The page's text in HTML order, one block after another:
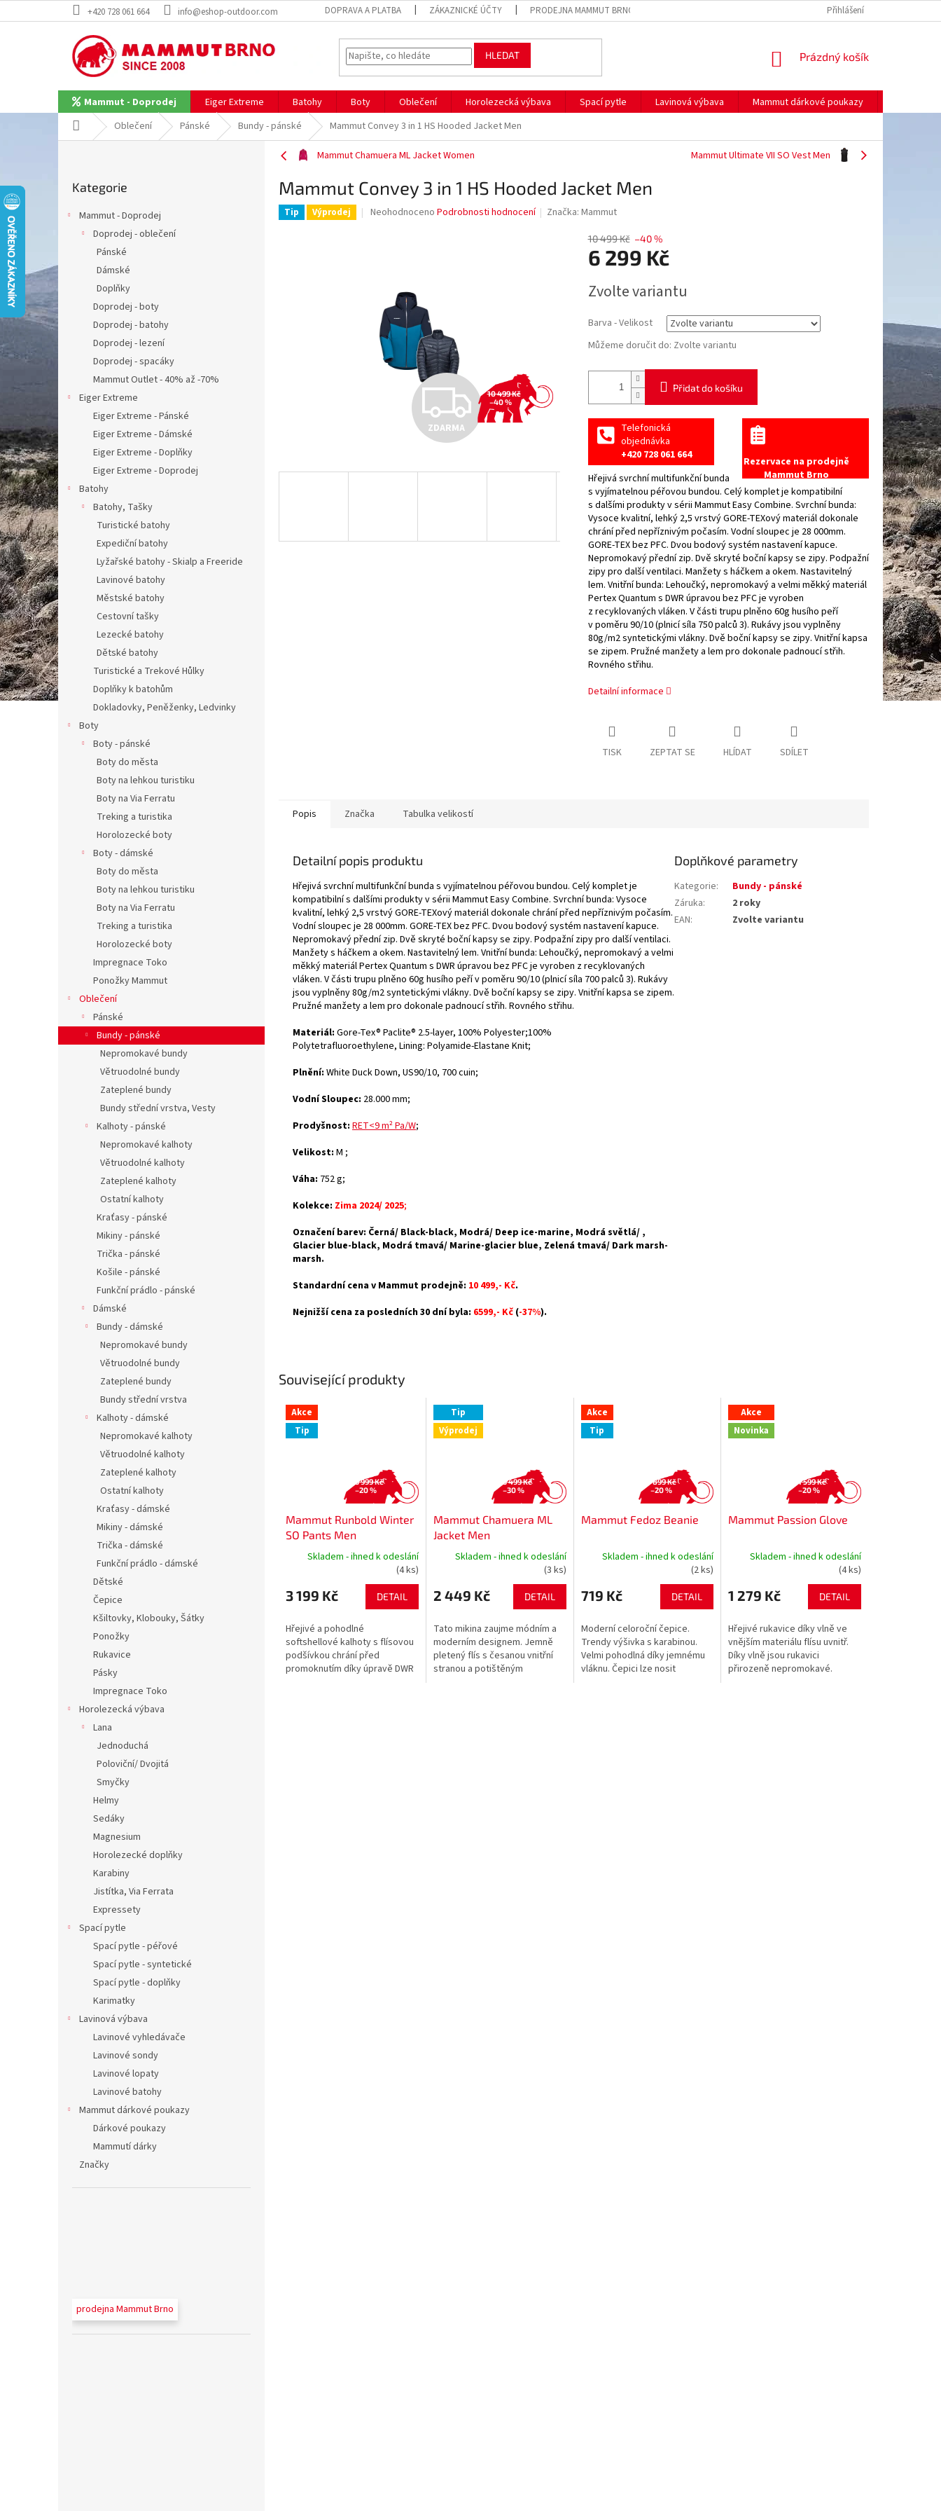
na
+420 728 061 664 info@eshop-outdoor.com DOPRAVA A PLATBA ZÁKAZNICKÉ ÚČTY PRODEJNA MAMMUT BRNO Přihlášení
HLEDAT
NÁKUPNÍ
Prázdný košík
Mammut - Doprodej Eiger Extreme Batohy Boty Oblečení Horolezecká výbava Spací pytle Lavinová výbava Mammut dárkové poukazy
Domů Oblečení Pánské Bundy - pánské Mammut Convey 3 in 1 HS Hooded Jacket Men
í
a
n
kategorie
Kategorie
Mammut - Doprodej
Doprodej - oblečení
Pánské
Dámské
Doplňky
Doprodej - boty
Doprodej - batohy
Doprodej - lezení
Doprodej - spacáky
Mammut Outlet - 40% až -70%
Eiger Extreme
Eiger Extreme - Pánské
Eiger Extreme - Dámské
Eiger Extreme - Doplňky
Eiger Extreme - Doprodej
Batohy
Batohy, Tašky
Turistické batohy
Expediční batohy
Lyžařské batohy - Skialp a Freeride
Lavinové batohy
Městské batohy
Cestovní tašky
Lezecké batohy
Dětské batohy
Turistické a Trekové Hůlky
Doplňky k batohům
Dokladovky, Peněženky, Ledvinky
Boty
Boty - pánské
Boty do města
Boty na lehkou turistiku
Boty na Via Ferratu
Treking a turistika
Horolozecké boty
Boty - dámské
Boty do města
Boty na lehkou turistiku
Boty na Via Ferratu
Treking a turistika
Horolozecké boty
Impregnace Toko
Ponožky Mammut
Oblečení
Pánské
Bundy - pánské
Nepromokavé bundy
Větruodolné bundy
Zateplené bundy
Bundy střední vrstva, Vesty
Kalhoty - pánské
Nepromokavé kalhoty
Větruodolné kalhoty
Zateplené kalhoty
Ostatní kalhoty
Kraťasy - pánské
Mikiny - pánské
Trička - pánské
Košile - pánské
Funkční prádlo - pánské
Dámské
Bundy - dámské
Nepromokavé bundy
Větruodolné bundy
Zateplené bundy
Bundy střední vrstva
Kalhoty - dámské
Nepromokavé kalhoty
Větruodolné kalhoty
Zateplené kalhoty
Ostatní kalhoty
Kraťasy - dámské
Mikiny - dámské
Trička - dámské
Funkční prádlo - dámské
Dětské
Čepice
Kšiltovky, Klobouky, Šátky
Ponožky
Rukavice
Pásky
Impregnace Toko
Horolezecká výbava
Lana
Jednoduchá
Poloviční/ Dvojitá
Smyčky
Helmy
Sedáky
Magnesium
Horolezecké doplňky
Karabiny
Jistítka, Via Ferrata
Expressety
Spací pytle
Spací pytle - péřové
Spací pytle - syntetické
Spací pytle - doplňky
Karimatky
Lavinová výbava
Lavinové vyhledávače
Lavinové sondy
Lavinové lopaty
Lavinové batohy
Mammut dárkové poukazy
Dárkové poukazy
Mammutí dárky
Značky
prodejna Mammut Brno
Mammut Chamuera ML Jacket Women Mammut Ultimate VII SO Vest Men
Mammut Convey 3 in 1 HS Hooded Jacket Men
Tip Výprodej
Průměrné
hvězdiček.
Neohodnoceno Podrobnosti hodnocení Značka:Mammut
Z
D
R
ZDARMA
10 499 Kč
–40 %
10 499 Kč –40 %
6 299 Kč
cena:
Zvolte variantu
Barva - Velikost
Můžeme doručit do: Zvolte variantu
Přidat do košíku
Rezervace na prodejně
Mammut Brno
Telefonická
objednávka
+420 728 061 664
Hřejivá svrchní multifunkční bunda
s vyjímatelnou péřovou bundou. Celý komplet je kompatibilní
s dalšími produkty v sérii Mammut Easy Combine. Svrchní bunda:
Vysoce kvalitní, lehký 2,5 vrstvý GORE-TEXový materiál dokonale
chrání před nepříznivým počasím. Vodní sloupec je 28 000mm.
GORE-TEX bez PFC. Dvou bodový systém nastavení kapuce.
Nepromokavý přední zip. Dvě skryté boční kapsy se zipy. Podpažní
zipy pro další ventilaci. Manžety s háčkem a okem. Nastavitelný
lem. Vnitřní bunda: Lehoučký, nepromokavý a velmi měkký materiál
Pertex Quantum s DWR úpravou bez PFC je vyroben
z recyklovaných vláken. V části trupu plněno 60g husího peří
v poměru 90/10 (plnicí síla 750 palců 3). Rukávy jsou vyplněny
80g/m2 syntetickými vlákny. Dvě boční kapsy se zipy. Vnitřní kapsa
se zipem. Pružné manžety a lem pro dokonale padnoucí střih.
Rovného střihu.
Detailní informace
TISK ZEPTAT SE HLÍDAT SDÍLET
Související produkty
Akce
Tip
3 999 Kč
–20 %
Mammut Runbold Winter
SO Pants Men
Skladem - ihned k odeslání
(4 ks)
3 199 Kč DETAIL
Hřejivé a pohodlné
softshellové kalhoty s flísovou
podšívkou chrání před
promoknutím díky úpravě DWR
Tip
Výprodej
3 499 Kč
–30 %
Mammut Chamuera ML
Jacket Men
Skladem - ihned k odeslání
(3 ks)
2 449 Kč DETAIL
Tato mikina zaujme módním a
moderním designem. Jemně
pletený flís s česanou vnitřní
stranou a potištěným
Akce
Tip
899 Kč
–20 %
Mammut Fedoz Beanie
Skladem - ihned k odeslání
(2 ks)
719 Kč DETAIL
Moderní celoroční čepice.
Trendy výšivka s karabinou.
Velmi pohodlná díky jemnému
vláknu. Čepici lze nosit
Akce
Novinka
1 599 Kč
–20 %
Mammut Passion Glove
Skladem - ihned k odeslání
(4 ks)
1 279 Kč DETAIL
Hřejivé rukavice díky vlně ve
vnějším materiálu flísu uvnitř.
Díky vlně jsou rukavici
přirozeně nepromokavé.
Popis Značka Tabulka velikostí
Detailní popis produktu
Hřejivá svrchní multifunkční bunda s vyjímatelnou péřovou bundou. Celý komplet je
kompatibilní s dalšími produkty v sérii Mammut Easy Combine. Svrchní bunda: Vysoce
kvalitní, lehký 2,5 vrstvý GORE-TEXový materiál dokonale chrání před nepříznivým počasím.
Vodní sloupec je 28 000mm. GORE-TEX bez PFC. Dvou bodový systém nastavení kapuce.
Nepromokavý přední zip. Dvě skryté boční kapsy se zipy. Podpažní zipy pro další ventilaci.
Manžety s háčkem a okem. Nastavitelný lem. Vnitřní bunda: Lehoučký, nepromokavý a velmi
měkký materiál Pertex Quantum s DWR úpravou bez PFC je vyroben z recyklovaných
vláken. V části trupu plněno 60g husího peří v poměru 90/10 (plnicí síla 700 palců 3). Rukávy
jsou vyplněny 80g/m2 syntetickými vlákny. Dvě boční kapsy se zipy. Vnitřní kapsa se zipem.
Pružné manžety a lem pro dokonale padnoucí střih. Rovného střihu.
Materiál: Gore-Tex® Paclite® 2.5-layer, 100% Polyester;100%
Polytetrafluoroethylene, Lining: Polyamide-Elastane Knit;
Plnění: White Duck Down, US90/10, 700 cuin;
Vodní Sloupec: 28.000 mm;
Prodyšnost: RET<9 m² Pa/W;
Velikost: M ;
Váha: 752 g;
Kolekce: Zima 2024/ 2025;
Označení barev: Černá/ Black-black, Modrá/ Deep ice-marine, Modrá světlá/ ,
Glacier blue-black, Modrá tmavá/ Marine-glacier blue, Zelená tmavá/ Dark marsh-
marsh.
Standardní cena v Mammut prodejně: 10 499,- Kč.
Nejnižší cena za posledních 30 dní byla: 6599,- Kč (-37%).
Doplňkové parametry
Kategorie:
Bundy - pánské
Záruka:
2 roky
EAN: Zvolte variantu